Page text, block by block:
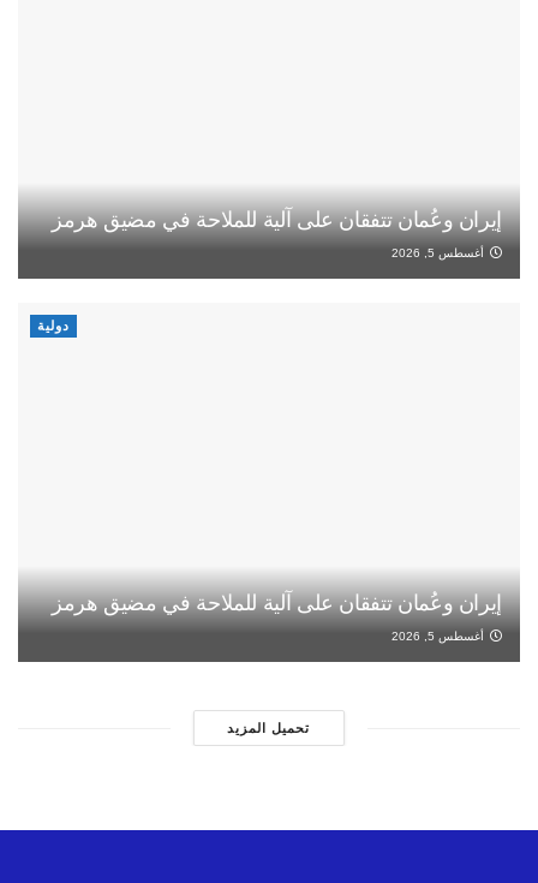
إيران وعُمان تتفقان على آلية للملاحة في مضيق هرمز
أغسطس 5, 2026
دولية
إيران وعُمان تتفقان على آلية للملاحة في مضيق هرمز
أغسطس 5, 2026
تحميل المزيد